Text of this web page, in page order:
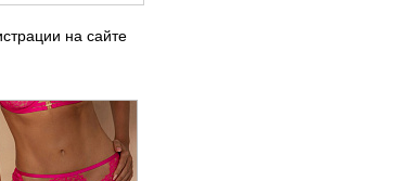
на сайте